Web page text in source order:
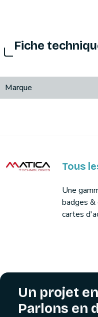
Fiche
Marque
Tous
Une
badges &
cartes
Un projet
Parlons en